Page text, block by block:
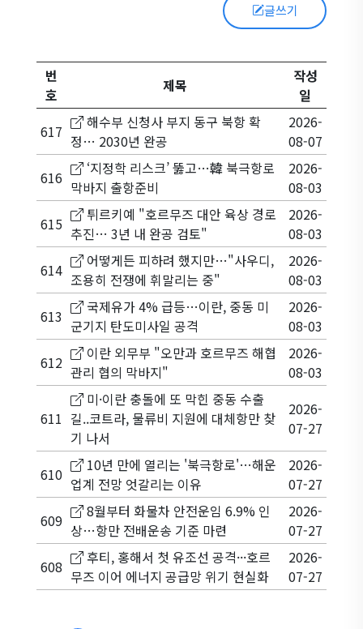
글쓰기
번
호
제목
작성
일
617
해수부 신청사 부지 동구 북항 확
정… 2030년 완공
2026-
08-07
616
‘지정학 리스크’ 뚫고…韓 북극항로
막바지 출항준비
2026-
08-03
615
튀르키예 "호르무즈 대안 육상 경로
추진… 3년 내 완공 검토"
2026-
08-03
614
어떻게든 피하려 했지만…"사우디,
조용히 전쟁에 휘말리는 중"
2026-
08-03
613
국제유가 4% 급등…이란, 중동 미
군기지 탄도미사일 공격
2026-
08-03
612
이란 외무부 "오만과 호르무즈 해협
관리 협의 막바지"
2026-
08-03
611
미·이란 충돌에 또 막힌 중동 수출
길..코트라, 물류비 지원에 대체항만 찾
기 나서
2026-
07-27
610
10년 만에 열리는 '북극항로'…해운
업계 전망 엇갈리는 이유
2026-
07-27
609
8월부터 화물차 안전운임 6.9% 인
상…항만 전배운송 기준 마련
2026-
07-27
608
후티, 홍해서 첫 유조선 공격···호르
무즈 이어 에너지 공급망 위기 현실화
2026-
07-27